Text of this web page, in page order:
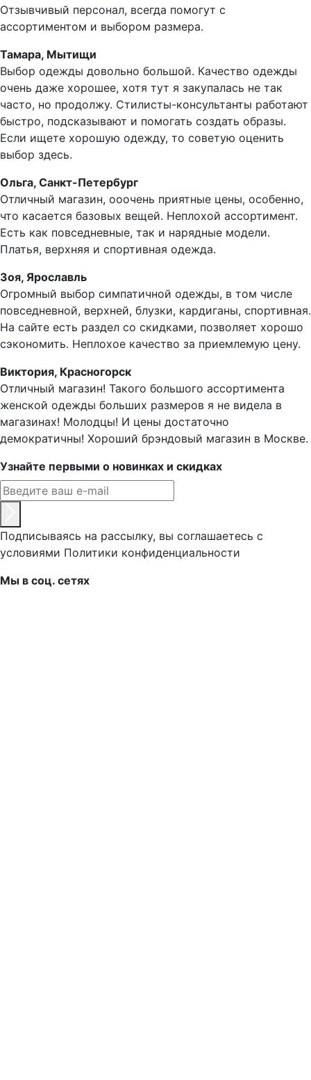
Отзывчивый персонал, всегда помогут с
ассортиментом и выбором размера.
Тамара, Мытищи
Выбор одежды довольно большой. Качество одежды
очень даже хорошее, хотя тут я закупалась не так
часто, но продолжу. Стилисты-консультанты работают
быстро, подсказывают и помогать создать образы.
Если ищете хорошую одежду, то советую оценить
выбор здесь.
Ольга, Санкт-Петербург
Отличный магазин, ооочень приятные цены, особенно,
что касается базовых вещей. Неплохой ассортимент.
Есть как повседневные, так и нарядные модели.
Платья, верхняя и спортивная одежда.
Зоя, Ярославль
Огромный выбор симпатичной одежды, в том числе
повседневной, верхней, блузки, кардиганы, спортивная.
На сайте есть раздел со скидками, позволяет хорошо
сэкономить. Неплохое качество за приемлемую цену.
Виктория, Красногорск
Отличный магазин! Такого большого ассортимента
женской одежды больших размеров я не видела в
магазинах! Молодцы! И цены достаточно
демократичны! Хороший брэндовый магазин в Москве.
Узнайте первыми о новинках и скидках
Подписываясь на рассылку, вы соглашаетесь с
условиями Политики конфиденциальности
Мы в соц. сетях